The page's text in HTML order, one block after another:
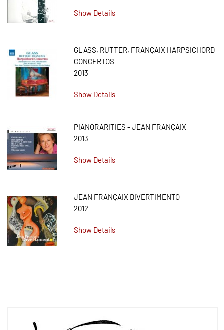
Show Details
GLASS, RUTTER, FRANÇAIX HARPSICHORD
CONCERTOS
2013
Show Details
PIANORARITIES - JEAN FRANÇAIX
2013
Show Details
JEAN FRANÇAIX DIVERTIMENTO
2012
Show Details